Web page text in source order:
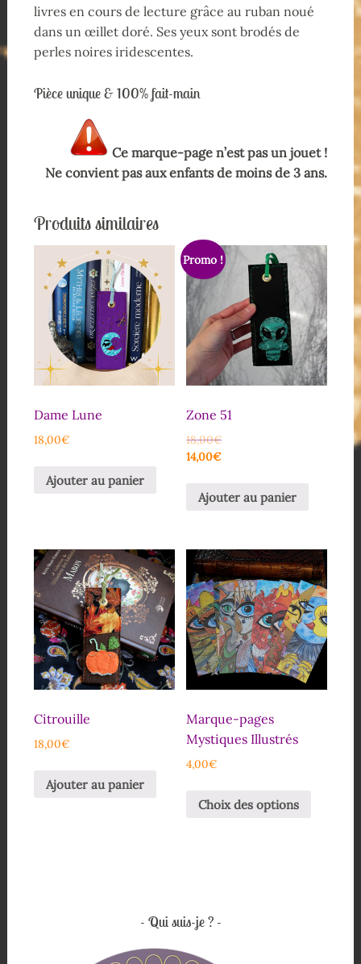
livres en cours de lecture grâce au ruban noué
dans un œillet doré. Ses yeux sont brodés de
perles noires iridescentes.
Pièce unique & 100% fait-main
Ce marque-page n’est pas un jouet !
Ne convient pas aux enfants de moins de 3 ans.
Produits similaires
Dame Lune
18,00€
Ajouter au panier
Promo !
Zone 51
18,00€
14,00€
Ajouter au panier
Citrouille
18,00€
Ajouter au panier
Marque-pages
Mystiques Illustrés
4,00€
Choix des options
Qui suis-je ?